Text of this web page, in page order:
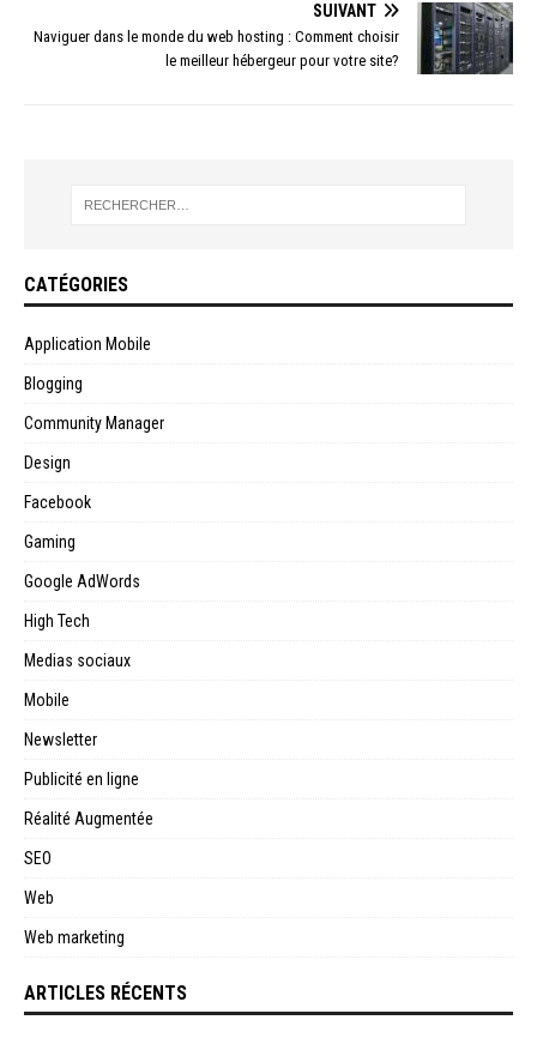
SUIVANT
Naviguer dans le monde du web hosting : Comment choisir
le meilleur hébergeur pour votre site?
CATÉGORIES
Application Mobile
Blogging
Community Manager
Design
Facebook
Gaming
Google AdWords
High Tech
Medias sociaux
Mobile
Newsletter
Publicité en ligne
Réalité Augmentée
SEO
Web
Web marketing
ARTICLES RÉCENTS